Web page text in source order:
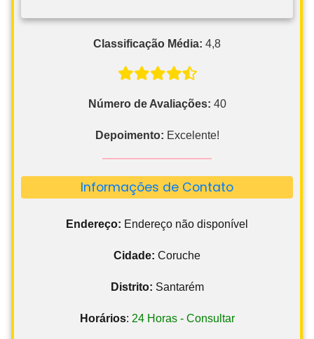
Classificação Média: 4,8
Número de Avaliações: 40
Depoimento: Excelente!
Informações de Contato
Endereço: Endereço não disponível
Cidade: Coruche
Distrito: Santarém
Horários: 24 Horas - Consultar